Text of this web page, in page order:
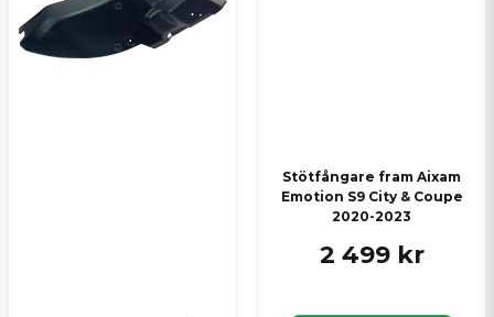
Stötfångare fram Aixam
Emotion S9 City & Coupe
2020-2023
2 499 kr